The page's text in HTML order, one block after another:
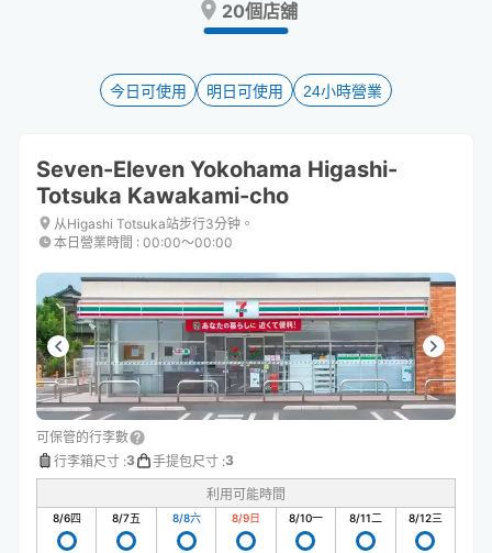
keyboard
shortcuts
for
changing
key
to
keyboard
shortcuts
for
changing
20個店舖
今日可使用 明日可使用 24小時營業
Seven-Eleven Yokohama Higashi-
Totsuka Kawakami-cho
从Higashi Totsuka站步行3分钟。
本日營業時間 : 00:00〜00:00
可保管的行李數
行李箱尺寸 :3 手提包尺寸 :3
利用可能時間
8/6四 8/7五 8/8六 8/9日 8/10一 8/11二 8/12三